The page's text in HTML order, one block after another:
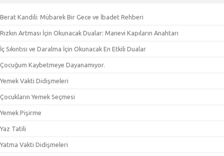
Berat Kandili: Mübarek Bir Gece ve İbadet Rehberi
Rızkın Artması İçin Okunacak Dualar: Manevi Kapıların Anahtarı
İç Sıkıntısı ve Daralma İçin Okunacak En Etkili Dualar
Çocuğum Kaybetmeye Dayanamıyor.
Yemek Vakti Didişmeleri
Çocukların Yemek Seçmesi
Yemek Pişirme
Yaz Tatili
Yatma Vakti Didişmeleri